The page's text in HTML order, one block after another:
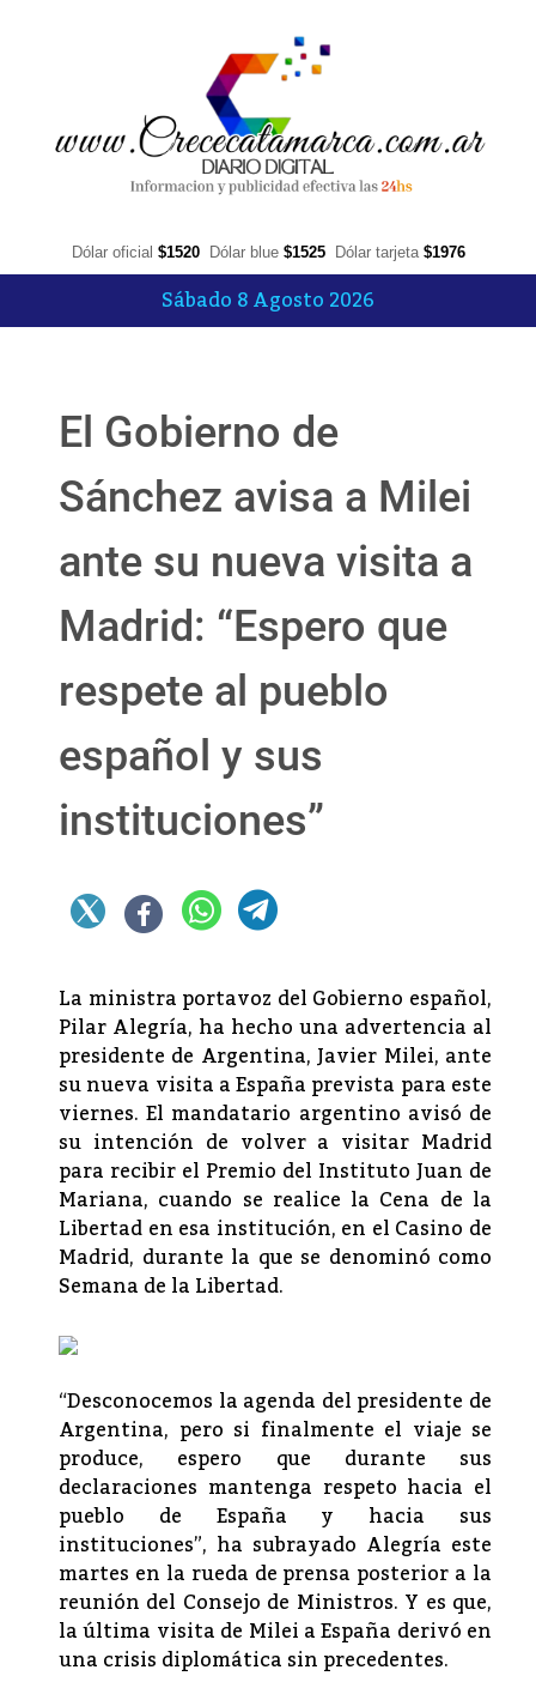
Dólar oficial $1520 Dólar blue $1525 Dólar tarjeta $1976
Sábado 8 Agosto 2026
El Gobierno de
Sánchez avisa a Milei
ante su nueva visita a
Madrid: “Espero que
respete al pueblo
español y sus
instituciones”
La ministra portavoz del Gobierno español,
Pilar Alegría, ha hecho una advertencia al
presidente de Argentina, Javier Milei, ante
su nueva visita a España prevista para este
viernes. El mandatario argentino avisó de
su intención de volver a visitar Madrid
para recibir el Premio del Instituto Juan de
Mariana, cuando se realice la Cena de la
Libertad en esa institución, en el Casino de
Madrid, durante la que se denominó como
Semana de la Libertad.
“Desconocemos la agenda del presidente de
Argentina, pero si finalmente el viaje se
produce, espero que durante sus
declaraciones mantenga respeto hacia el
pueblo de España y hacia sus
instituciones”, ha subrayado Alegría este
martes en la rueda de prensa posterior a la
reunión del Consejo de Ministros. Y es que,
la última visita de Milei a España derivó en
una crisis diplomática sin precedentes.